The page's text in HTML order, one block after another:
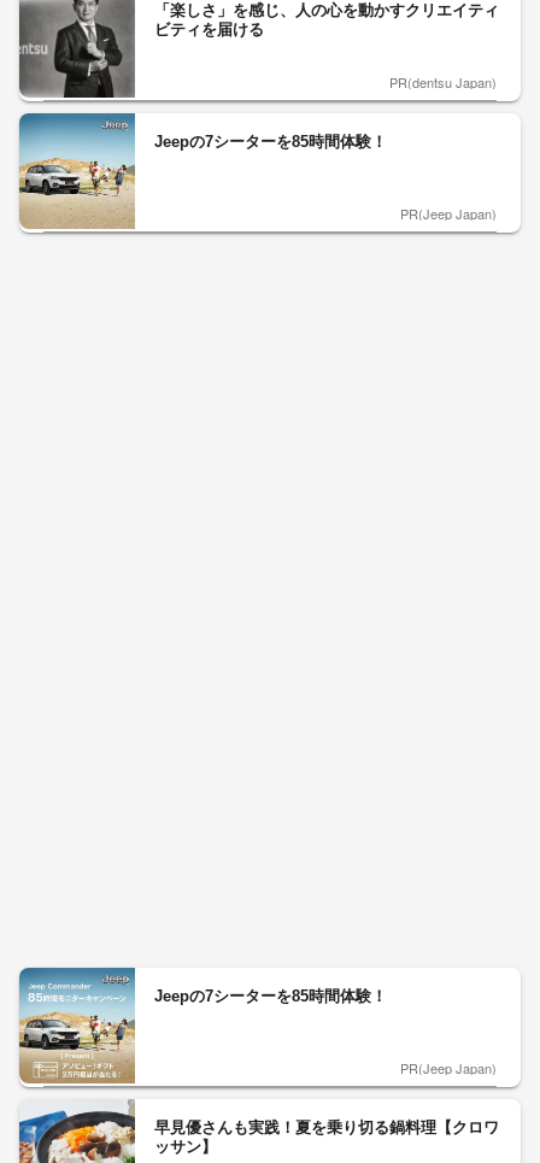
「楽しさ」を感じ、人の心を動かすクリエイティ
ビティを届ける
PR(dentsu Japan)
Jeepの7シーターを85時間体験！
PR(Jeep Japan)
Jeepの7シーターを85時間体験！
PR(Jeep Japan)
早見優さんも実践！夏を乗り切る鍋料理【クロワ
ッサン】